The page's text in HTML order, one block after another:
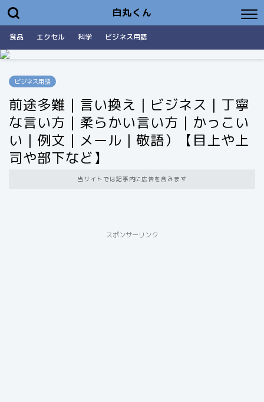
白丸くん
食品 エクセル 科学 ビジネス用語
ビジネス用語
前途多難｜言い換え｜ビジネス｜丁寧
な言い方｜柔らかい言い方｜かっこい
い｜例文｜メール｜敬語）【目上や上
司や部下など】
当サイトでは記事内に広告を含みます
スポンサーリンク